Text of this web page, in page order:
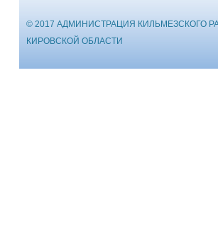
© 2017 АДМИНИСТРАЦИЯ КИЛЬМЕЗСКОГО
КИРОВСКОЙ ОБЛАСТИ